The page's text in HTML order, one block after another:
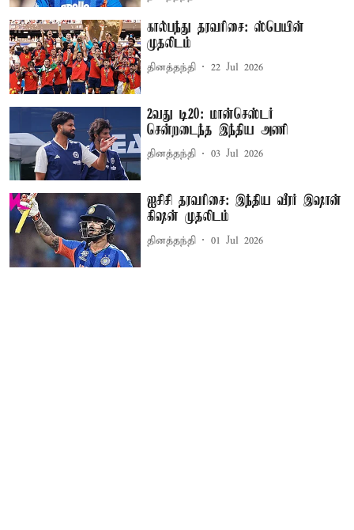
கால்பந்து தரவரிசை: ஸ்பெயின்
முதலிடம்
தினத்தந்தி 22 Jul 2026
2வது டி20: மான்செஸ்டர்
சென்றடைந்த இந்திய அணி
தினத்தந்தி 03 Jul 2026
ஐசிசி தரவரிசை: இந்திய வீரர் இஷான்
கிஷன் முதலிடம்
தினத்தந்தி 01 Jul 2026